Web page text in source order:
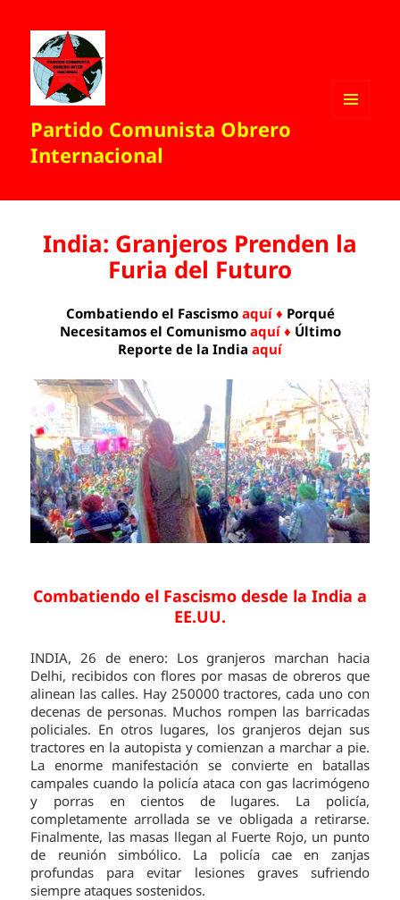
Partido Comunista Obrero
Internacional
India: Granjeros Prenden la
Furia del Futuro
Combatiendo el Fascismo aquí ♦ Porqué
Necesitamos el Comunismo aquí ♦ Último
Reporte de la India aquí
Combatiendo el Fascismo desde la India a
EE.UU.
INDIA, 26 de enero: Los granjeros marchan hacia
Delhi, recibidos con flores por masas de obreros que
alinean las calles. Hay 250000 tractores, cada uno con
decenas de personas. Muchos rompen las barricadas
policiales. En otros lugares, los granjeros dejan sus
tractores en la autopista y comienzan a marchar a pie.
La enorme manifestación se convierte en batallas
campales cuando la policía ataca con gas lacrimógeno
y porras en cientos de lugares. La policía,
completamente arrollada se ve obligada a retirarse.
Finalmente, las masas llegan al Fuerte Rojo, un punto
de reunión simbólico. La policía cae en zanjas
profundas para evitar lesiones graves sufriendo
siempre ataques sostenidos.